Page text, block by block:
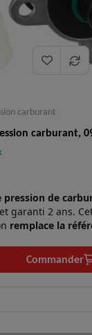
carburant
carburant,
pression de
garanti 2 ans.
remplace la
pompe haute
(M9R).
Commander